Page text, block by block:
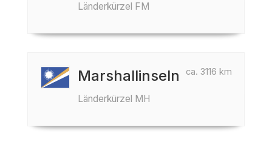
Länderkürzel FM
ca. 3116 km
Marshallinseln
Länderkürzel MH